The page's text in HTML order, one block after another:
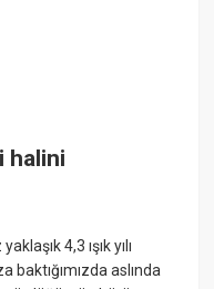
halini
4,3 ışık yılı
baktığımızda aslında